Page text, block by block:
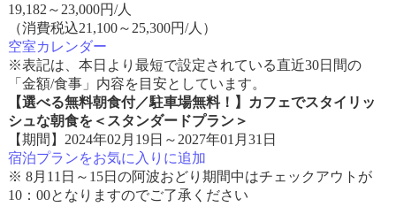
19,182 ～ 23,000円/人
（消費税込21,100～25,300円/人）
空室カレンダー
※表記は、本日より最短で設定されている直近30日間の
「金額/食事」内容を目安としています。
【選べる無料朝食付／駐車場無料！】カフェでスタイリッ
シュな朝食を＜スタンダードプラン＞
【期間】2024年02月19日～2027年01月31日
宿泊プランをお気に入りに追加
※ 8月11日～15日の阿波おどり期間中はチェックアウトが
10：00となりますのでご了承ください